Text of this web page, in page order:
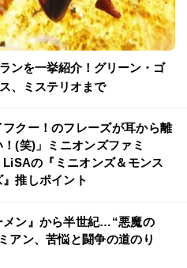
ンを一挙紹介！グリーン・ゴ
、ミステリオまで
フクー！のフレーズが耳から離
(笑)」ミニオンズファミ
LiSAの『ミニオンズ＆モンス
』推しポイント
メン』から半世紀…“悪魔の
アン、苦悩と闘争の道のり